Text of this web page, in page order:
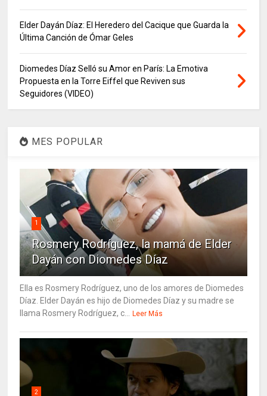
Elder Dayán Díaz: El Heredero del Cacique que Guarda la
Última Canción de Ómar Geles
Diomedes Díaz Selló su Amor en París: La Emotiva
Propuesta en la Torre Eiffel que Reviven sus
Seguidores (VIDEO)
MES POPULAR
1
Rosmery Rodríguez, la mamá de Elder
Dayán con Diomedes Díaz
Ella es Rosmery Rodríguez, uno de los amores de Diomedes
Díaz. Elder Dayán es hijo de Diomedes Díaz y su madre se
llama Rosmery Rodríguez, c...
Leer Más
2